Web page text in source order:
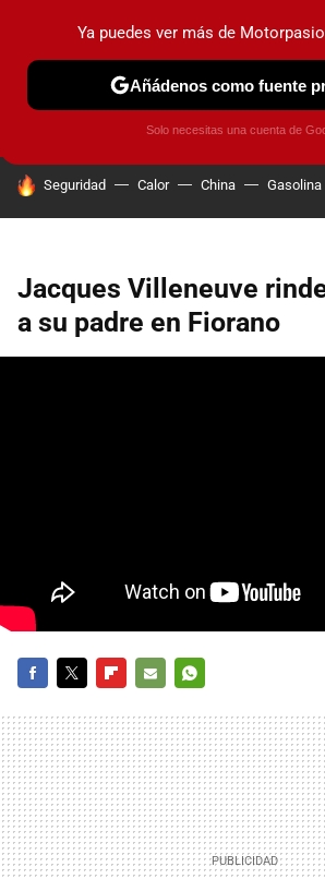
PRUEBAS COCHES ELÉCTRICOS
HOY SE HABLA DE
Seguridad Calor China Gasolina
Jacques Villeneuve
a su padre en Fiorano
MAIL
Ya puedes ver más de
Añádenos como fuente
Solo necesitas una cuenta de